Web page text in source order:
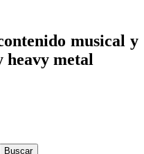
musical y
heavy metal